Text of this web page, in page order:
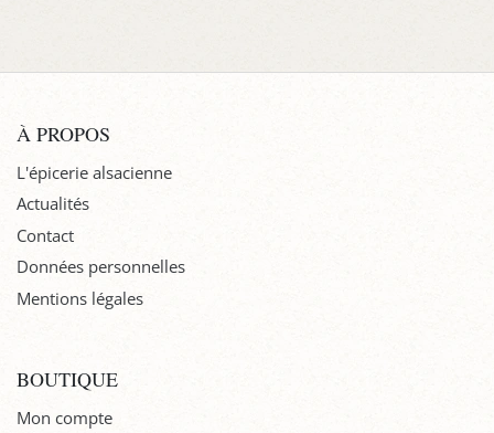
À PROPOS
L'épicerie alsacienne
Actualités
Contact
Données personnelles
Mentions légales
BOUTIQUE
Mon compte